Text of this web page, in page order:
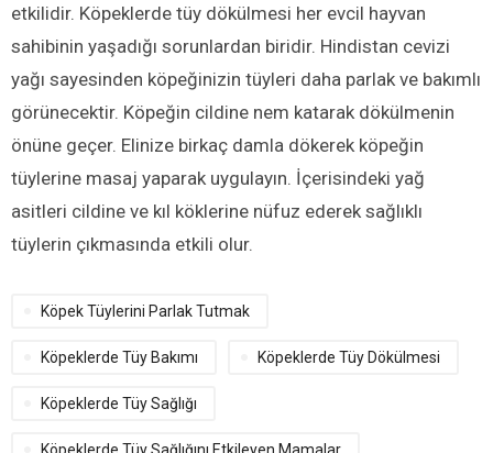
etkilidir. Köpeklerde tüy dökülmesi her evcil hayvan
sahibinin yaşadığı sorunlardan biridir. Hindistan cevizi
yağı sayesinden köpeğinizin tüyleri daha parlak ve bakımlı
görünecektir. Köpeğin cildine nem katarak dökülmenin
önüne geçer. Elinize birkaç damla dökerek köpeğin
tüylerine masaj yaparak uygulayın. İçerisindeki yağ
asitleri cildine ve kıl köklerine nüfuz ederek sağlıklı
tüylerin çıkmasında etkili olur.
Köpek Tüylerini Parlak Tutmak
Köpeklerde Tüy Bakımı Köpeklerde Tüy Dökülmesi
Köpeklerde Tüy Sağlığı
Köpeklerde Tüy Sağlığını Etkileyen Mamalar